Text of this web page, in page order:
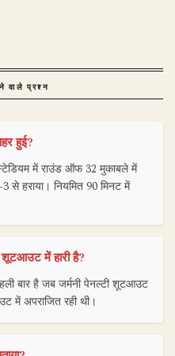
वाले प्रश्न
हुई?
में राउंड ऑफ 32 मुकाबले में
से हराया। नियमित 90 मिनट में
शूटआउट में हारी है?
बार है जब जर्मनी पेनल्टी शूटआउट
में अपराजित रही थी।